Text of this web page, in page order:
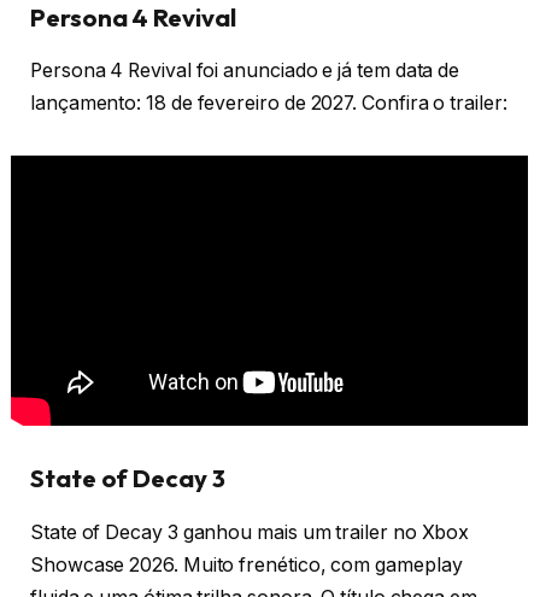
Persona 4 Revival
Persona 4 Revival foi anunciado e já tem data de
lançamento: 18 de fevereiro de 2027. Confira o trailer:
State of Decay 3
State of Decay 3 ganhou mais um trailer no Xbox
Showcase 2026. Muito frenético, com gameplay